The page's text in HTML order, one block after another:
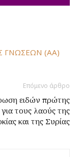
ΓΝΩΣΕΩΝ (ΑΑ)
Επόμενο άρθρο
ειδών πρώτης
τους λαούς της
και της Συρίας